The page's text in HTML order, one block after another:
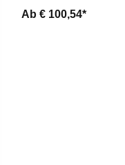
Ab € 100,54*